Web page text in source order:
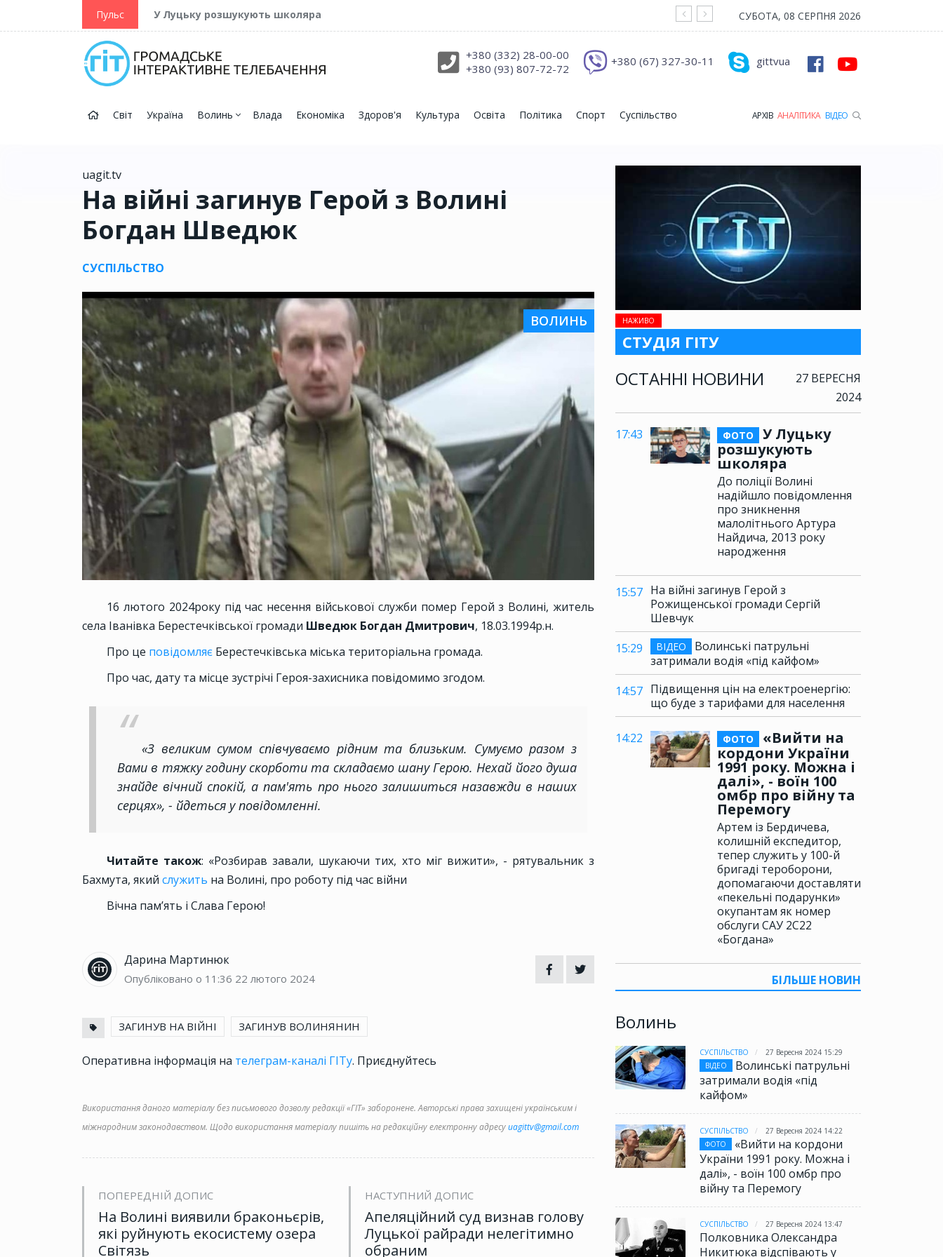
Пульс У Луцьку розшукують школяра На війні загинув Герой з Рожищенської
СУБОТА, 08 СЕРПНЯ 2026
gittvua
+380 (67) 327-30-11
+380 (332) 28-00-00
+380 (93) 807-72-72
Світ Україна Волинь Влада Економіка Здоров'я Культура Освіта Політика Спорт Суспільство АРХІВ АНАЛІТИКА ВІДЕО
НАЖИВО
СТУДІЯ ГІТУ
ОСТАННІ НОВИНИ
27 ВЕРЕСНЯ
2024
17:43 ФОТО
У Луцьку
розшукують
школяра
До поліції Волині
надійшло повідомлення
про зникнення
малолітнього Артура
Найдича, 2013 року
народження
15:57 На війні загинув Герой з
Рожищенської громади Сергій
Шевчук
15:29
ВІДЕО
Волинські патрульні
затримали водія «під кайфом»
14:57 Підвищення цін на електроенергію:
що буде з тарифами для населення
14:22 ФОТО
«Вийти на
кордони України
1991 року. Можна і
далі», - воїн 100
омбр про війну та
Перемогу
Артем із Бердичева,
колишній експедитор,
тепер служить у 100-й
бригаді тероборони,
допомагаючи доставляти
«пекельні подарунки»
окупантам як номер
обслуги САУ 2С22
«Богдана»
БІЛЬШЕ НОВИН
Волинь
СУСПІЛЬСТВО
27 Вересня 2024 15:29
ВІДЕО
Волинські патрульні
затримали водія «під
кайфом»
СУСПІЛЬСТВО
27 Вересня 2024 14:22
ФОТО
«Вийти на кордони
України 1991 року. Можна і
далі», - воїн 100 омбр про
війну та Перемогу
СУСПІЛЬСТВО 27 Вересня 2024 13:47
Полковника Олександра
Никитюка відспівають у
uagit.tv
На війні загинув Герой з Волині
Богдан Шведюк
СУСПІЛЬСТВО
ВОЛИНЬ
16 лютого 2024року під час несення військової служби помер Герой з Волині, житель
села Іванівка Берестечківської громади Шведюк Богдан Дмитрович, 18.03.1994р.н.
Про це повідомляє Берестечківська міська територіальна громада.
Про час, дату та місце зустрічі Героя-захисника повідомимо згодом.
«З великим сумом співчуваємо рідним та близьким. Сумуємо разом з
Вами в тяжку годину скорботи та складаємо шану Герою. Нехай його душа
знайде вічний спокій, а пам'ять про нього залишиться назавжди в наших
серцях», - йдеться у повідомленні.
Читайте також: «Розбирав завали, шукаючи тих, хто міг вижити», - рятувальник з
Бахмута, який служить на Волині, про роботу під час війни
Вічна пам’ять і Слава Герою!
Дарина Мартинюк
Опубліковано о 11:36 22 лютого 2024
ЗАГИНУВ НА ВІЙНІ ЗАГИНУВ ВОЛИНЯНИН
Оперативна інформація на телеграм-каналі ГІТу. Приєднуйтесь
Використання даного матеріалу без письмового дозволу редакції «ГІТ» заборонене. Авторські права захищені українським і
міжнародним законодавством. Щодо використання матеріалу пишіть на редакційну електронну адресуuagittv@gmail.com
ПОПЕРЕДНІЙ ДОПИС
На Волині виявили браконьєрів,
які руйнують екосистему озера
Світязь
НАСТУПНИЙ ДОПИС
Апеляційний суд визнав голову
Луцької райради нелегітимно
обраним